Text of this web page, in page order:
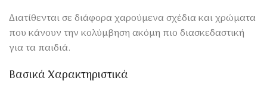
Διατίθενται σε διάφορα χαρούμενα σχέδια και χρώματα
που κάνουν την κολύμβηση ακόμη πιο διασκεδαστική
για τα παιδιά.
Βασικά Χαρακτηριστικά